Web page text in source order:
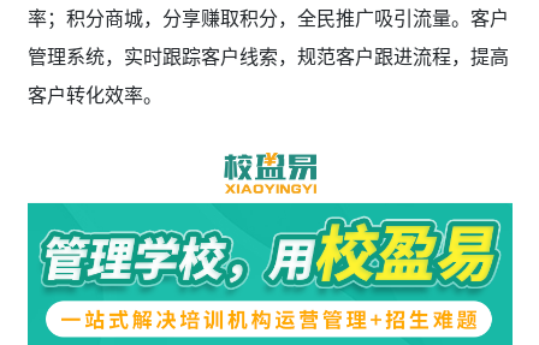
率；积分商城，分享赚取积分，全民推广吸引流量。客户
管理系统，实时跟踪客户线索，规范客户跟进流程，提高
客户转化效率。